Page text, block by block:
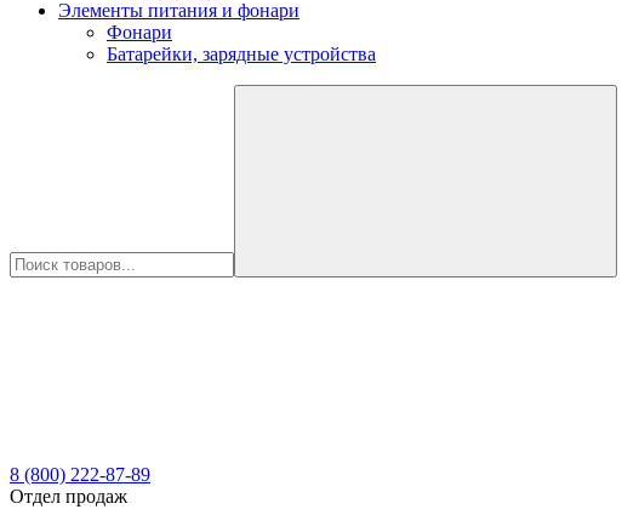
Элементы питания и фонари
Фонари
Батарейки, зарядные устройства
8 (800) 222-87-89
Отдел продаж